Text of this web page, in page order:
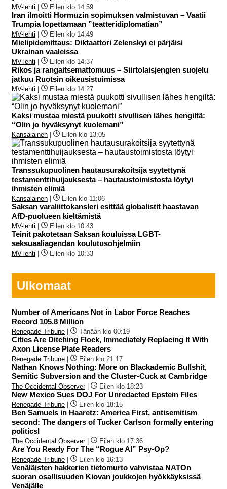
MV-lehti Eilen klo 14:59
Iran ilmoitti Hormuzin sopimuksen valmistuvan – Vaatii
Trumpia lopettamaan ”teatteridiplomatian”
MV-lehti Eilen klo 14:49
Mielipidemittaus: Diktaattori Zelenskyi ei pärjäisi
Ukrainan vaaleissa
MV-lehti Eilen klo 14:37
Rikos ja rangaitsemattomuus – Siirtolaisjengien suojelu
jatkuu Ruotsin oikeusistuimissa
MV-lehti Eilen klo 14:27
Kaksi mustaa miestä puukotti sivullisen lähes hengiltä:
“Olin jo hyväksynyt kuolemani”
Kansalainen Eilen klo 13:05
Transsukupuolinen hautausurakoitsija syytettynä
testamenttihuijauksesta – hautaustoimistosta löytyi
ihmisten elimiä
Kansalainen Eilen klo 11:06
Saksan varaliittokansleri esittää globalistit haastavan
AfD-puolueen kieltämistä
MV-lehti Eilen klo 10:43
Teinit pakotetaan Saksan kouluissa LGBT-
seksuaaliagendan koulutusohjelmiin
MV-lehti Eilen klo 10:33
Ulkomaat
Number of Americans Not in Labor Force Reaches
Record 105.8 Million
Renegade Tribune | Tänään klo 00:19
Cities Are Ditching Flock, Immediately Replacing It With
Axon License Plate Readers
Renegade Tribune | Eilen klo 21:17
Nathan Knows Nothing: More on Blackademic Bullshit,
Semitic Subversion and the Cluster-Cuck at Cambridge
The Occidental Observer| Eilen klo 18:23
New Mexico Sues DOJ For Unredacted Epstein Files
Renegade Tribune | Eilen klo 18:15
Ben Samuels in Haaretz: America First, antisemitism
second: The dangers of Tucker Carlson formally entering
politicsI
The Occidental Observer| Eilen klo 17:36
Are You Ready For The “Rogue AI” Psy-Op?
Renegade Tribune | Eilen klo 16:13
Venäläisten hakkerien tietomurto vahvistaa NATOn
suoran osallisuuden Kiovan joukkojen hyökkäyksissä
Venäjälle